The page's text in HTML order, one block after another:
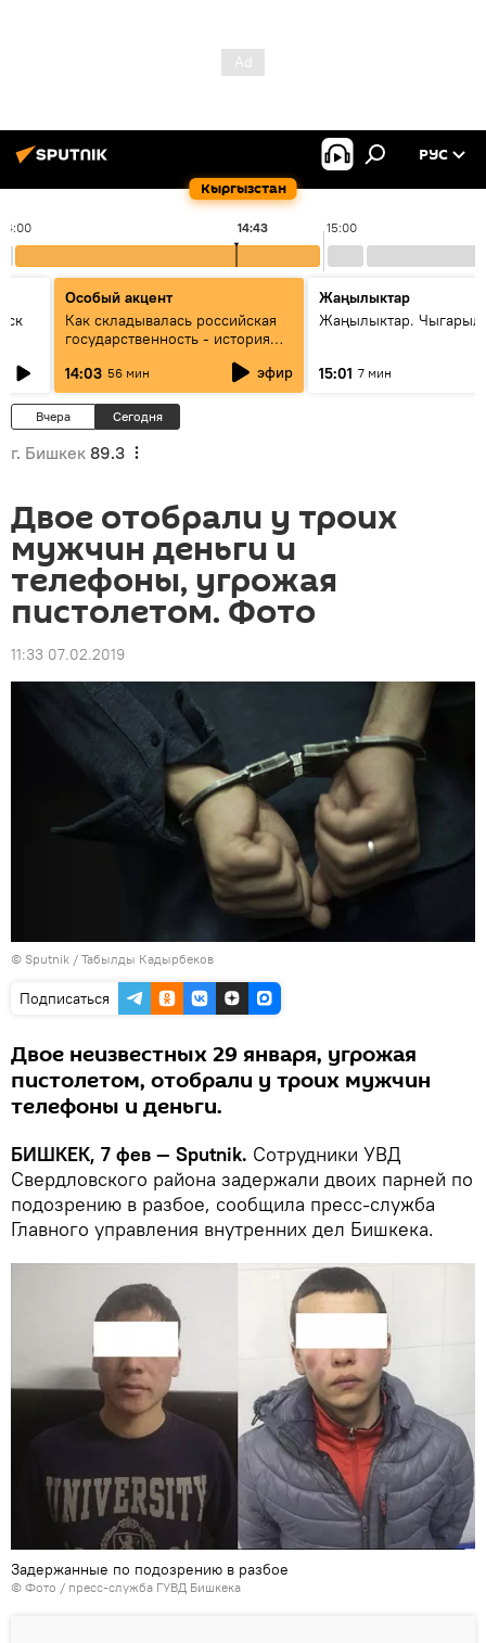
Кыргызстан
РУС
14:00 15:00
14:43
Особый акцент
Как складывалась российская
государственность - история
России и геополитика Евразии
глазами аналитиков
14:03 56 мин эфир
Жаңылыктар
Жаңылыктар.
15:01 7 мин
Вчера Сегодня
г. Бишкек 89.3
Двое отобрали у троих
мужчин деньги и
телефоны, угрожая
пистолетом. Фото
11:33 07.02.2019
© Sputnik / Табылды Кадырбеков
Подписаться
Двое неизвестных 29 января, угрожая
пистолетом, отобрали у троих мужчин
телефоны и деньги.
БИШКЕК, 7 фев — Sputnik. Сотрудники УВД
Свердловского района задержали двоих парней по
подозрению в разбое, сообщила пресс-служба
Главного управления внутренних дел Бишкека.
Задержанные по подозрению в разбое
© Фото / пресс-служба ГУВД Бишкека